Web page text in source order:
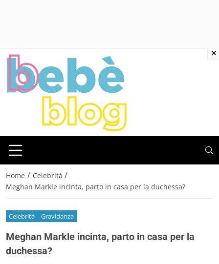
Home / Celebrità /
Meghan Markle incinta, parto in casa per la duchessa?
Celebrità Gravidanza
Meghan Markle incinta, parto in casa per la
duchessa?
×